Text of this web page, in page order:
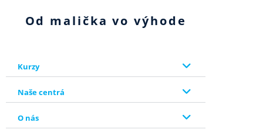
Od malička vo výhode
Kurzy
Naše centrá
O nás